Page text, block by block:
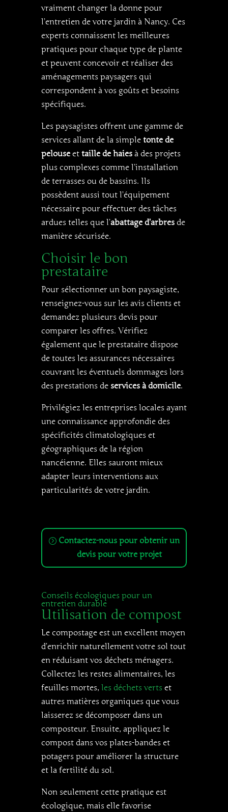
vraiment changer la donne pour
l’entretien de votre jardin à Nancy. Ces
experts connaissent les meilleures
pratiques pour chaque type de plante
et peuvent concevoir et réaliser des
aménagements paysagers qui
correspondent à vos goûts et besoins
spécifiques.
Les paysagistes offrent une gamme de
services allant de la simple tonte de
pelouse et taille de haies à des projets
plus complexes comme l’installation
de terrasses ou de bassins. Ils
possèdent aussi tout l’équipement
nécessaire pour effectuer des tâches
ardues telles que l’abattage d’arbres de
manière sécurisée.
Choisir le bon
prestataire
Pour sélectionner un bon paysagiste,
renseignez-vous sur les avis clients et
demandez plusieurs devis pour
comparer les offres. Vérifiez
également que le prestataire dispose
de toutes les assurances nécessaires
couvrant les éventuels dommages lors
des prestations de services à domicile.
Privilégiez les entreprises locales ayant
une connaissance approfondie des
spécificités climatologiques et
géographiques de la région
nancéienne. Elles sauront mieux
adapter leurs interventions aux
particularités de votre jardin.
Contactez-nous pour obtenir un
devis pour votre projet
Conseils écologiques pour un
entretien durable
Utilisation de compost
Le compostage est un excellent moyen
d’enrichir naturellement votre sol tout
en réduisant vos déchets ménagers.
Collectez les restes alimentaires, les
feuilles mortes, les déchets verts et
autres matières organiques que vous
laisserez se décomposer dans un
composteur. Ensuite, appliquez le
compost dans vos plates-bandes et
potagers pour améliorer la structure
et la fertilité du sol.
Non seulement cette pratique est
écologique, mais elle favorise